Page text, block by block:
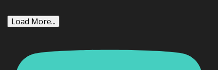
Load More...